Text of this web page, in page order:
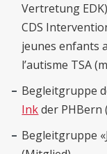
Vertretung
CDS
jeunes enfants
l’autisme TSA
Begleitgruppe
Inkder PHBern
Begleitgruppe